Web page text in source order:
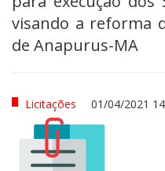
visando a reforma
de Anapurus-MA
Licitações 01/04/2021